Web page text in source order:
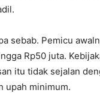
sebab. Pemicu
Rp50 juta.
itu tidak sejalan
upah minimum.